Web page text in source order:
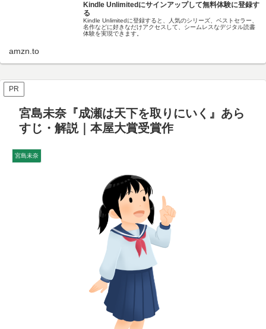
Kindle Unlimitedにサインアップして無料体験に登録す
る
Kindle Unlimitedに登録すると、人気のシリーズ、ベストセラー、
名作などに好きなだけアクセスして、シームレスなデジタル読書
体験を実現できます。
amzn.to
PR
宮島未奈『成瀬は天下を取りにいく』あら
すじ・解説｜本屋大賞受賞作
宮島未奈